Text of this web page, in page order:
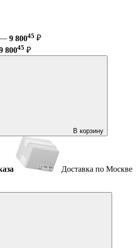
— 9 80045 ₽
80045 ₽
В корзину
Доставка по Москве